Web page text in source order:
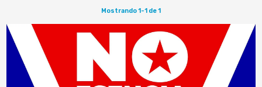
Mostrando 1-1 de 1